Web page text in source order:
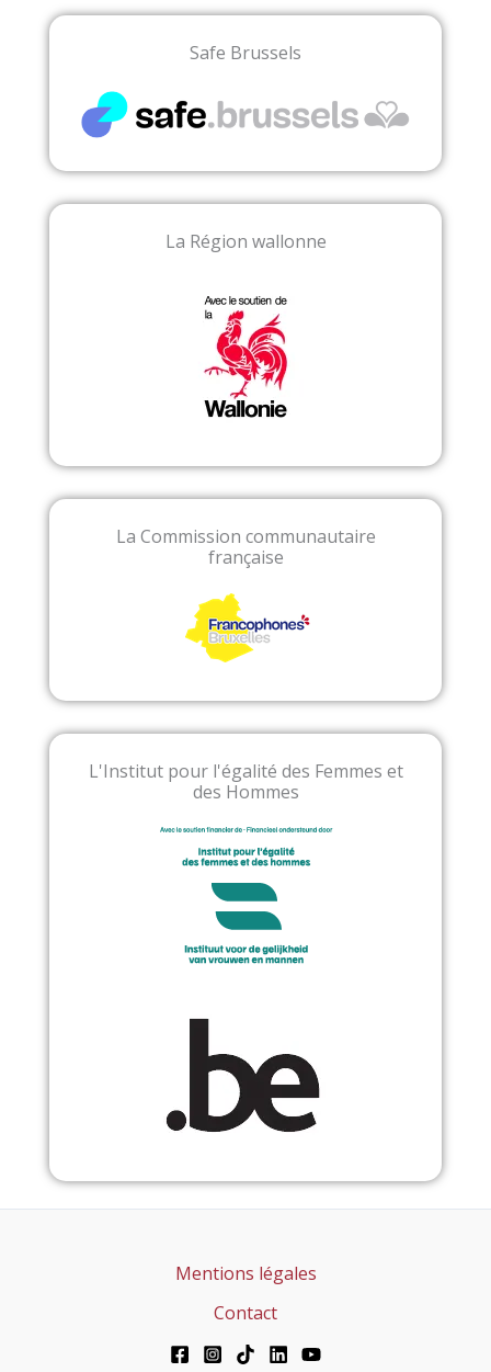
Safe Brussels
La Région wallonne
La Commission communautaire
française
L'Institut pour l'égalité des Femmes et
des Hommes
Mentions légales
Contact